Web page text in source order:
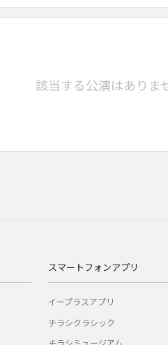
該当する公演はありま
スマートフォンアプリ
イープラスアプリ
チラシクラシック
チラシミュージアム